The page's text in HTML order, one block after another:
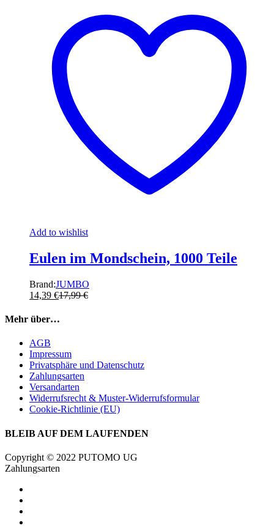
Add to wishlist
Eulen im Mondschein, 1000 Teile
Brand:JUMBO
14,39 €17,99€
Mehr über…
AGB
Impressum
Privatsphäre und Datenschutz
Zahlungsarten
Versandarten
Widerrufsrecht & Muster-Widerrufsformular
Cookie-Richtlinie (EU)
BLEIB AUF DEM LAUFENDEN
Copyright © 2022 PUTOMO UG
Zahlungsarten